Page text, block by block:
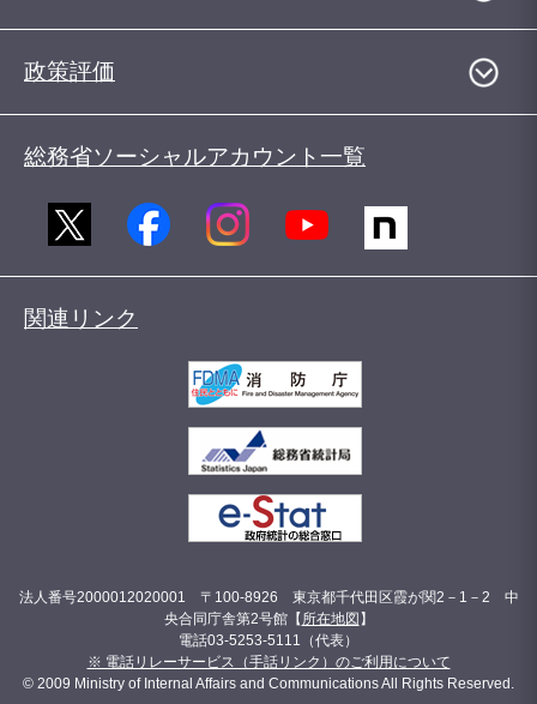
政策評価
総務省ソーシャルアカウント一覧
関連リンク
法人番号2000012020001 〒100-8926 東京都千代田区霞が関2－1－2 中
央合同庁舎第2号館【 所在地図 】
電話03-5253-5111（代表）
※ 電話リレーサービス（手話リンク）のご利用について
© 2009 Ministry of Internal Affairs and Communications All Rights Reserved.